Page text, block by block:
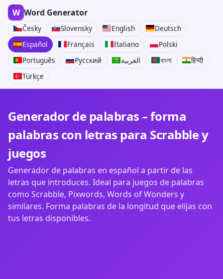
W Word Generator
Česky Slovensky English
Deutsch
Español
Français Italiano
Polski
Português
Русский العربية বাংলা
हिन्दी
Türkçe
Generador de palabras – forma
palabras con letras para Scrabble y
juegos
Generador de palabras en español a partir de las
letras que introduces. Ideal para juegos de palabras
como Scrabble, Pixwords, Words of Wonders y
similares. Forma palabras de la longitud que elijas con
tus letras disponibles.